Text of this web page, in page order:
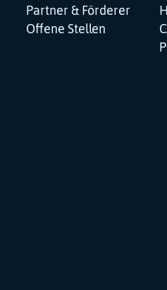
Partner & Förderer
Offene Stellen